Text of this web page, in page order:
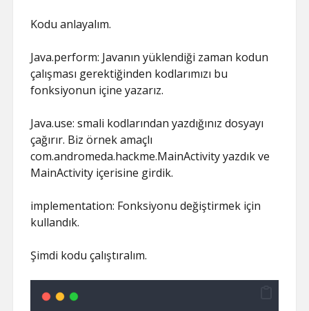
Kodu anlayalım.
Java.perform: Javanın yüklendiği zaman kodun
çalışması gerektiğinden kodlarımızı bu
fonksiyonun içine yazarız.
Java.use: smali kodlarından yazdığınız dosyayı
çağırır. Biz örnek amaçlı
com.andromeda.hackme.MainActivity yazdık ve
MainActivity içerisine girdik.
implementation: Fonksiyonu değiştirmek için
kullandık.
Şimdi kodu çalıştıralım.